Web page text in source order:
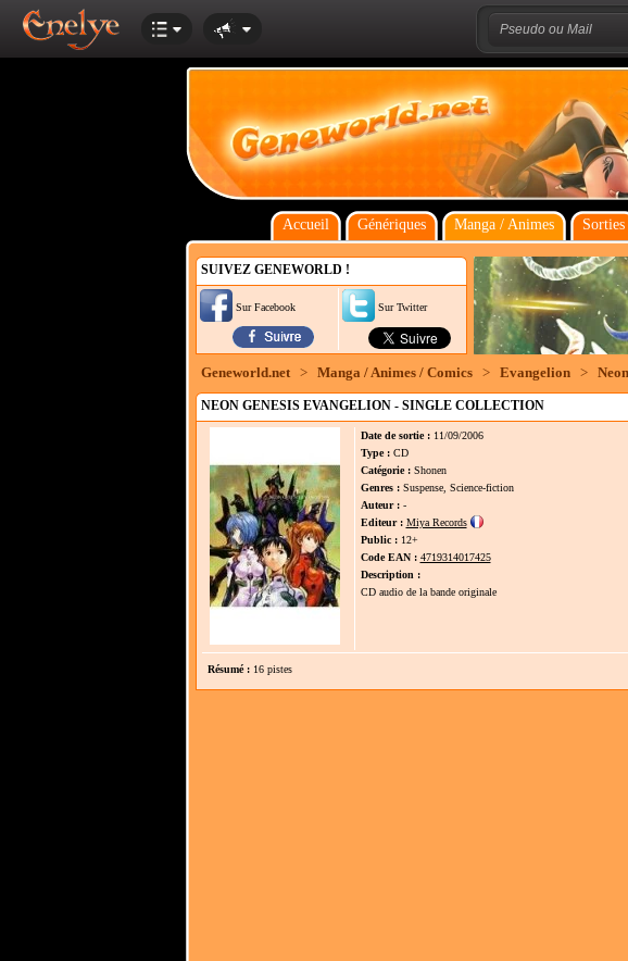
Accueil Génériques Manga / Animes Sorties
SUIVEZ GENEWORLD !
Sur Facebook Sur Twitter
Geneworld.net > Manga / Animes / Comics > Evangelion >
NEON GENESIS EVANGELION - SINGLE COLLECTION
Date de sortie :11/09/2006
Type : CD
Catégorie :Shonen
Genres :Suspense, Science-fiction
Auteur :-
Editeur : Miya Records
Public :12+
Code EAN : 4719314017425
Description :
CD audio de la bande originale
Résumé : 16 pistes